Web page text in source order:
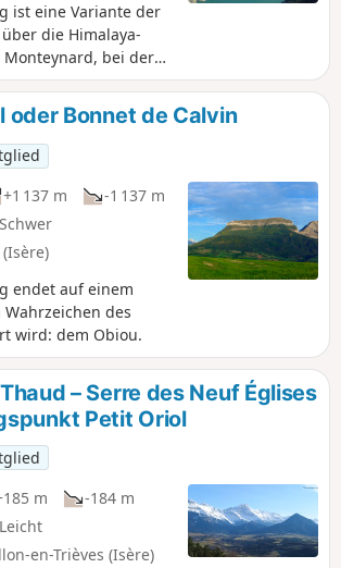
ist eine Variante der
die Himalaya-
Monteynard, bei der
Boot (kostenpflichtig)
gehen
diese Route über
(sehr schöne
und die Pont de
länger als mit dem
bis zur Anlegestelle
weit entfernt
ein Teil der Strecke
werden.
oder Bonnet de Calvin
+1 137 m
-1 137 m
Schwer
endet auf einem
Wahrzeichen des
wird: dem Obiou.
– Serre des Neuf Églises
Petit Oriol
m
-184 m
Leicht
en-Trièves (Isère)